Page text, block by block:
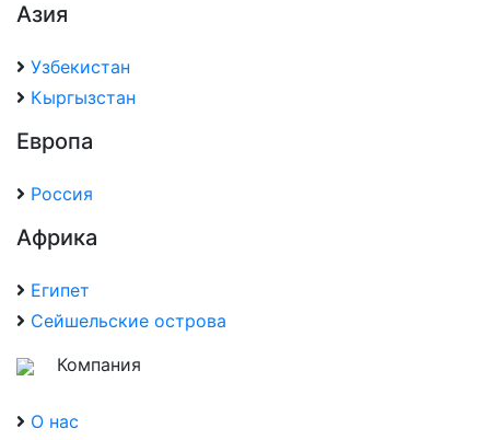
Азия
Узбекистан
Кыргызстан
Европа
Россия
Африка
Египет
Сейшельские острова
Компания
О нас